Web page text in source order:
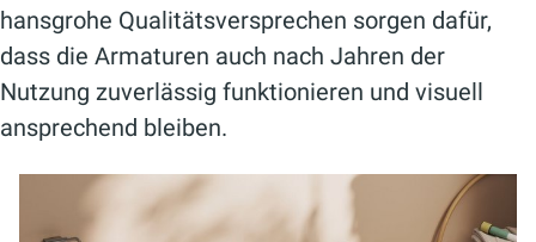
hansgrohe Qualitätsversprechen sorgen dafür,
dass die Armaturen auch nach Jahren der
Nutzung zuverlässig funktionieren und visuell
ansprechend bleiben.